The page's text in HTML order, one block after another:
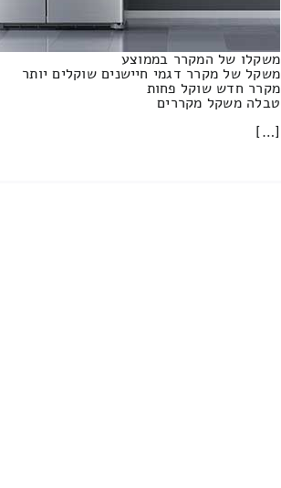
משקלו של המקרר בממוצע
משקל של מקרר דגמי חיישנים שוקלים יותר
מקרר חדש שוקל פחות
טבלה משקל מקררים
[…]